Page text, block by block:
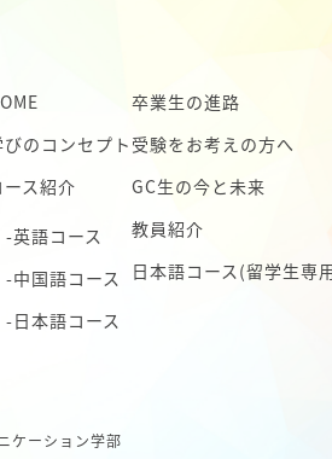
びのコンセプト
ース紹介
-英語コース
-中国語コース
-日本語コース
卒業生の進路
受験をお考えの方へ
GC生の今と未来
教員紹介
日本語コース (留学生専
ケーション学部